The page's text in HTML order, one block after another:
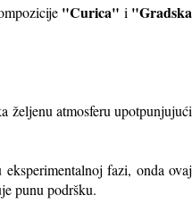
"Curica" i "Gradska
željenu atmosferu upotpunjujući
fazi, onda ovaj
punu podršku.